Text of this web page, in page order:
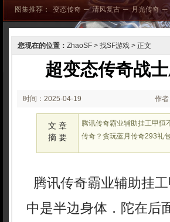
图集推荐：
变态传奇 ─ 清风复古 ─ 月光传奇 ─
您现在的位置： ZhaoSF > 找SF游戏 > 正文
超变态传奇战
时间：2025-04-19
02:26:30
作
文 章
摘 要
腾讯传奇霸业辅助挂工甲
传奇？贪玩蓝月传奇293礼
腾讯传奇霸业辅助挂
中是半边身体．陀在后